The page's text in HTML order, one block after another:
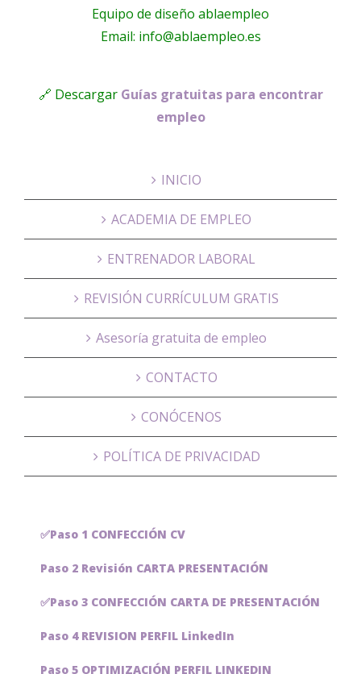
Equipo de diseño ablaempleo
Email: info@ablaempleo.es
🔗 Descargar Guías gratuitas para encontrar
empleo
INICIO
ACADEMIA DE EMPLEO
ENTRENADOR LABORAL
REVISIÓN CURRÍCULUM GRATIS
Asesoría gratuita de empleo
CONTACTO
CONÓCENOS
POLÍTICA DE PRIVACIDAD
✅Paso 1 CONFECCIÓN CV
Paso 2 Revisión CARTA PRESENTACIÓN
✅Paso 3 CONFECCIÓN CARTA DE PRESENTACIÓN
Paso 4 REVISION PERFIL LinkedIn
Paso 5 OPTIMIZACIÓN PERFIL LINKEDIN